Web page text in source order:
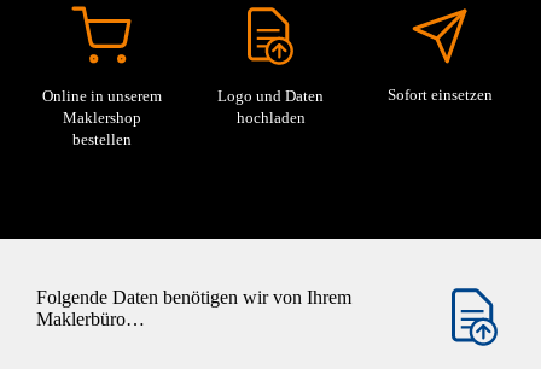
Online in unserem
Maklershop
bestellen
Logo und Daten
hochladen
Sofort einsetzen
Folgende Daten benötigen wir von Ihrem
Maklerbüro…